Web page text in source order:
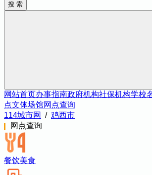
网站首页办事指南政府机构社保机构学校
点文体场馆网点查询
114城市网
/ 鸡西市
网点查询
餐饮美食